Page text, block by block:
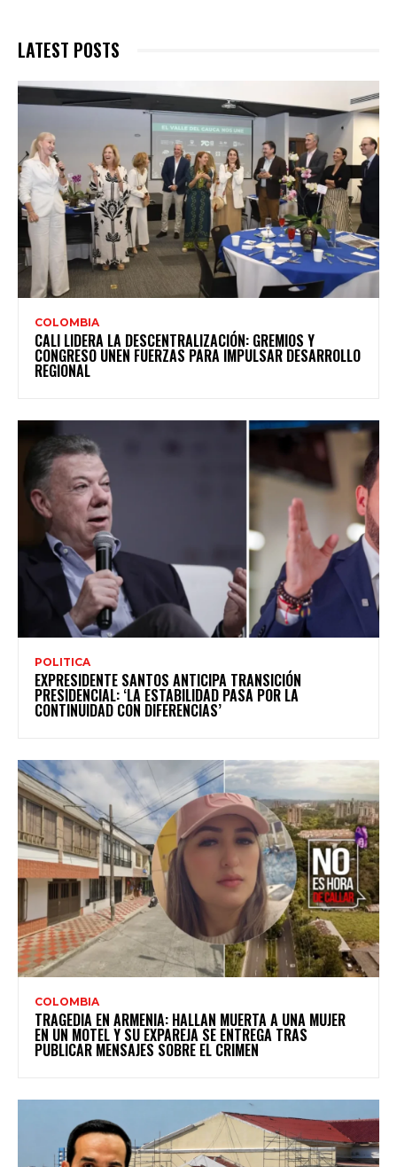
LATEST POSTS
COLOMBIA
CALI LIDERA LA DESCENTRALIZACIÓN: GREMIOS Y
CONGRESO UNEN FUERZAS PARA IMPULSAR DESARROLLO
REGIONAL
POLITICA
EXPRESIDENTE SANTOS ANTICIPA TRANSICIÓN
PRESIDENCIAL: ‘LA ESTABILIDAD PASA POR LA
CONTINUIDAD CON DIFERENCIAS’
COLOMBIA
TRAGEDIA EN ARMENIA: HALLAN MUERTA A UNA MUJER
EN UN MOTEL Y SU EXPAREJA SE ENTREGA TRAS
PUBLICAR MENSAJES SOBRE EL CRIMEN